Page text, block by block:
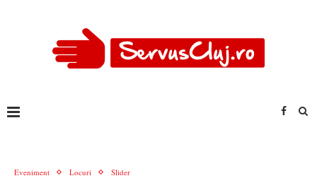
Eveniment Locuri Slider